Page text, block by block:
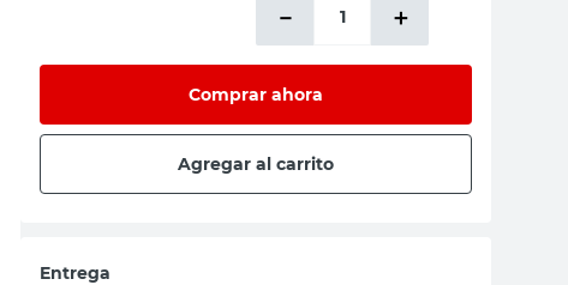
＋
－
Comprar ahora
Agregar al carrito
Entrega